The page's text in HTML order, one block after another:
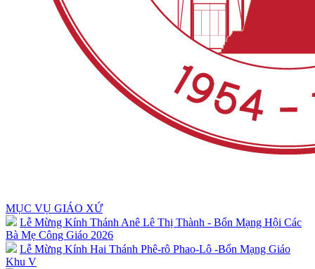
MỤC VỤ GIÁO XỨ
Lễ Mừng Kính Thánh Anê Lê Thị Thành - Bổn Mạng Hội Các
Bà Mẹ Công Giáo 2026
Lễ Mừng Kính Hai Thánh Phê-rô Phao-Lô -Bổn Mạng Giáo
Khu V